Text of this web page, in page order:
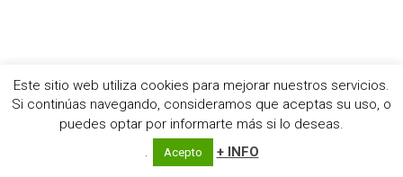
Este sitio web utiliza cookies para mejorar nuestros servicios.
Si continúas navegando, consideramos que aceptas su uso, o
puedes optar por informarte más si lo deseas.
.
Acepto + INFO